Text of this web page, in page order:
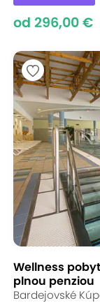
od 296,00 €
Wellness
plnou penziou
Bardejovské